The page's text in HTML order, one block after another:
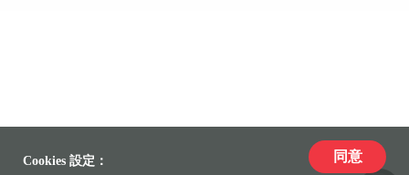
Cookies 設定： 同意